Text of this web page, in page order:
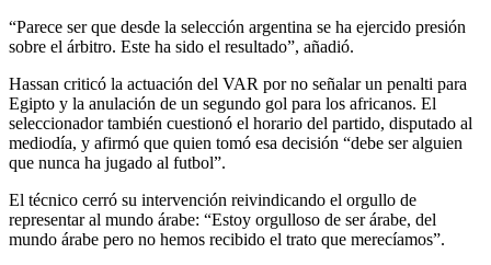
“Parece ser que desde la selección argentina se ha ejercido presión
sobre el árbitro. Este ha sido el resultado”, añadió.
Hassan criticó la actuación del VAR por no señalar un penalti para
Egipto y la anulación de un segundo gol para los africanos. El
seleccionador también cuestionó el horario del partido, disputado al
mediodía, y afirmó que quien tomó esa decisión “debe ser alguien
que nunca ha jugado al futbol”.
El técnico cerró su intervención reivindicando el orgullo de
representar al mundo árabe: “Estoy orgulloso de ser árabe, del
mundo árabe pero no hemos recibido el trato que merecíamos”.